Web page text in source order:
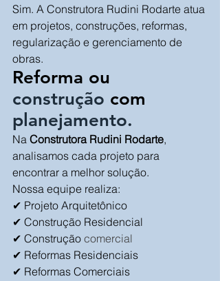
Sim. A Construtora Rudini Rodarte atua
em projetos, construções, reformas,
regularização e gerenciamento de
obras.
Reforma ou
construção com
planejamento.
Na Construtora Rudini Rodarte,
analisamos cada projeto para
encontrar a melhor solução.
Nossa equipe realiza:
✔ Projeto Arquitetônico
✔ Construção Residencial
✔ Construção comercial
✔ Reformas Residenciais
✔ Reformas Comerciais